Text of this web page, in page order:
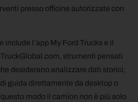
presso officine autorizzate con
include l’app My Ford Trucks e il
strumenti pensati
desiderano analizzare dati storici,
guida direttamente da desktop o
modo il camion non è più solo